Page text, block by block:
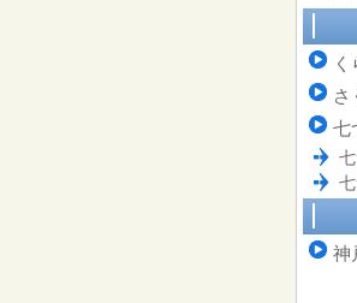
さ
七
神